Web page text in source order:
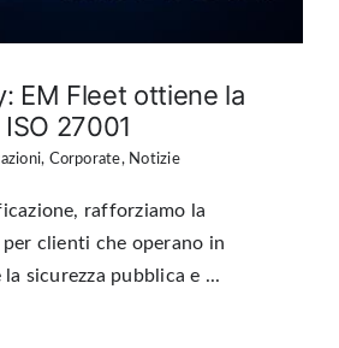
EM Fleet ottiene la
27001
, Corporate, Notizie
rafforziamo la
clienti che operano in
sicurezza pubblica e ...